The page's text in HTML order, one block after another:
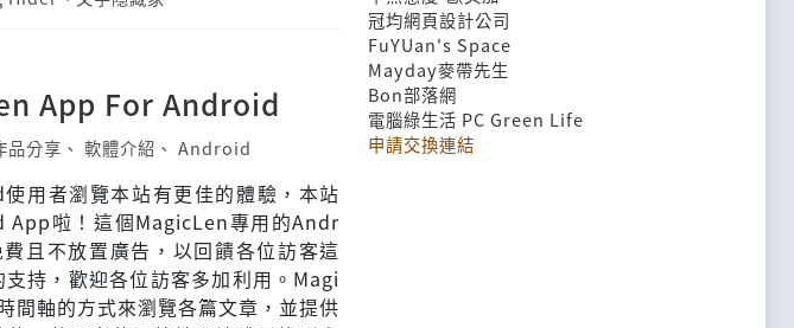
App For Android
品分享 、 軟體介紹 、 Android
用者瀏覽本站有更佳的體驗，本站
App啦！這個MagicLen專用的Andr
且不放置廣告，以回饋各位訪客這
持，歡迎各位訪客多加利用。Magi
間軸的方式來瀏覽各篇文章，並提供
冠均網頁設計公司
FuYUan's Space
Mayday麥帶先生
Bon部落網
電腦綠生活 PC Green Life
申請交換連結